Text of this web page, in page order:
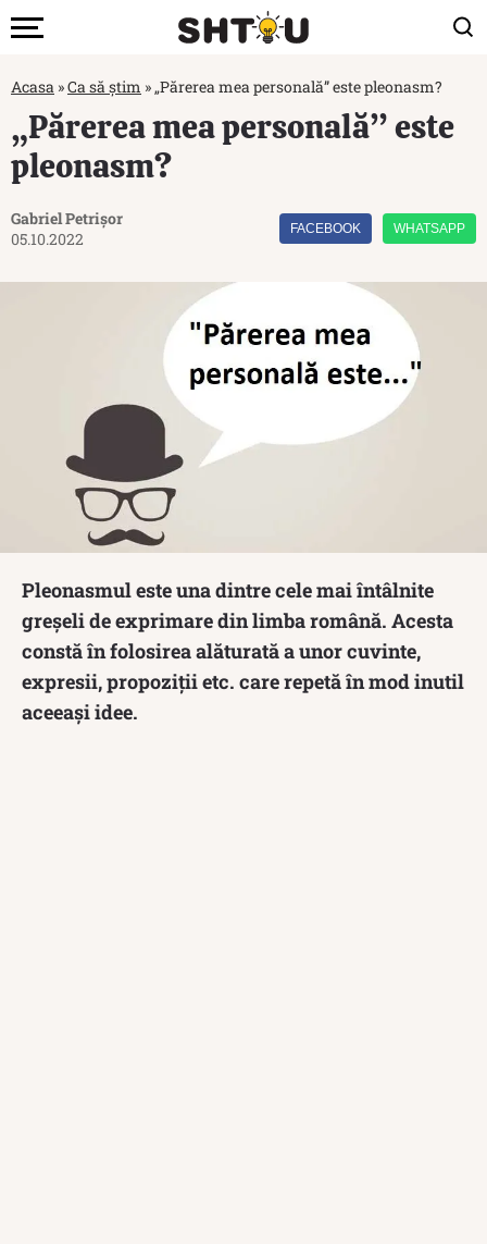
Acasa »Ca să știm »„Părerea mea personală” este pleonasm?
„Părerea mea personală” este
pleonasm?
Gabriel Petrișor
05.10.2022
FACEBOOK WHATSAPP
Pleonasmul este una dintre cele mai întâlnite
greșeli de exprimare din limba română. Acesta
constă în folosirea alăturată a unor cuvinte,
expresii, propoziții etc. care repetă în mod inutil
aceeași idee.